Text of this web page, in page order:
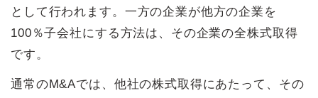
として行われます。一方の企業が他方の企業を
100％子会社にする方法は、その企業の全株式取得
です。
通常のM&Aでは、他社の株式取得にあたって、その